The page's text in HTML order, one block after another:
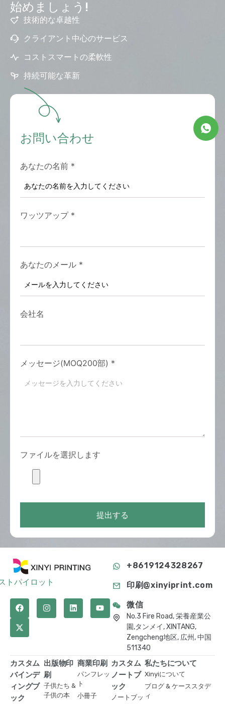
始めましょう!
技術的な卓越性
クライアント中心のサービス
コストスマートの柔軟性
持続可能な革新
お問い合わせ
あなたの名前 *
ワッツアップ *
あなたのメール *
会社名
メッセージ(MOQ200部) *
ファイルを選択します
提出する
トパイロット
+8619124328267
印刷@xinyiprint.com
微信
No.3 Fire Road, 栄養産業公
園,タンメイ, XINTANG,
Zengcheng地区, 広州, 中国
511340
カスタム
バインデ
ィングブ
ック
出版物印
刷
子供たち &
子供の本
商業印刷
パンフレッ
ト
小冊子
カスタム
ノートブ
ック
ノートブッ
私たちについて
Xinyiについて
ブログ & ケーススタデ
ィ